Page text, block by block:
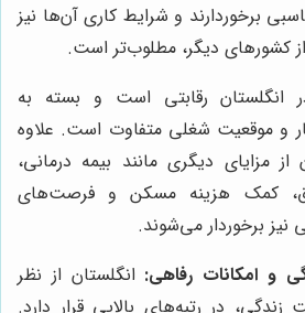
برخوردارند و شرایط کاری آن‌ها نیز
کشورهای دیگر، مطلوب‌تر است.
انگلستان رقابتی است و بسته به
و موقعیت شغلی متفاوت است. علاوه
مزایای دیگری مانند بیمه درمانی،
کمک هزینه مسکن و فرصت‌های
برخوردار می‌شوند.
و امکانات رفاهی: انگلستان از نظر
در رتبه‌های بالایی قرار دارد.